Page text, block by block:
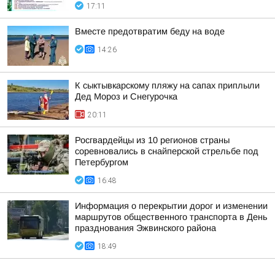
17:11
Вместе предотвратим беду на воде
14:26
К сыктывкарскому пляжу на сапах приплыли
Дед Мороз и Снегурочка
20:11
Росгвардейцы из 10 регионов страны
соревновались в снайперской стрельбе под
Петербургом
16:48
Информация о перекрытии дорог и изменении
маршрутов общественного транспорта в День
празднования Эжвинского района
18:49